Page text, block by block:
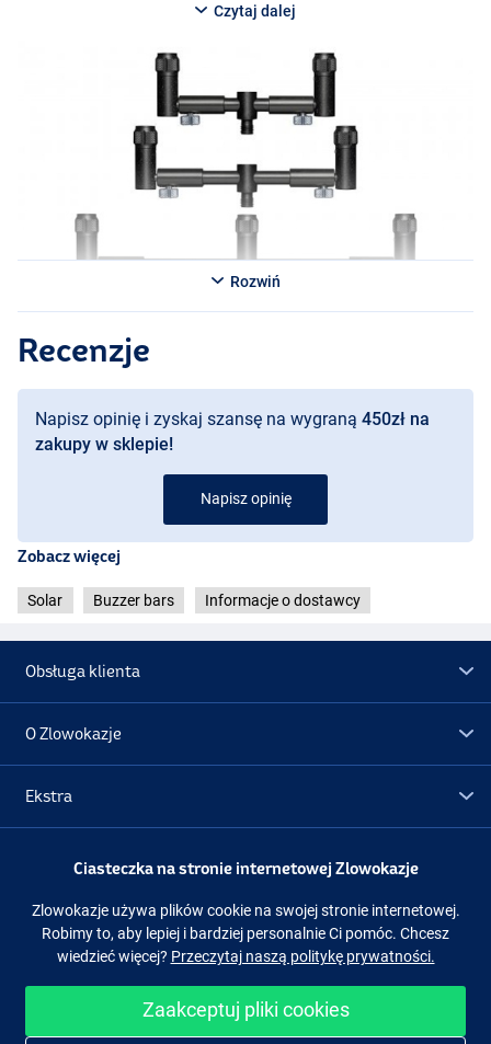
- Solar Tackle Black-Lite Pro-Loc 2 Rod Adjustable Back Buzzer Bar
- Solar Tackle Black-Lite Pro-Loc 2 Rod Adjustable Front Buzzer Bar
- Solar Tackle Black-Lite Pro-Loc 3 Rod Adjustable Large Buzzer Bar
- Solar Tackle Black-Lite Pro-Loc 3 Rod Adjustable Medium Buzzer
- Solar Tackle Black-Lite Pro-Loc 3 Rod Adjustable Small Buzzer Bar
Czytaj dalej
Rozwiń
Recenzje
Napisz opinię i zyskaj szansę na wygraną 450zł na
zakupy w sklepie!
Napisz opinię
Zobacz więcej
Solar Buzzer bars Informacje o dostawcy
Obsługa klienta
O Zlowokazje
Ekstra
Promocje
Obserwuj nas Facebook Instagram
Ciasteczka na stronie internetowej Zlowokazje
Zlowokazje używa plików cookie na swojej stronie internetowej.
Robimy to, aby lepiej i bardziej personalnie Ci pomóc. Chcesz
wiedzieć więcej? Przeczytaj naszą politykę prywatności.
Zaakceptuj pliki cookies